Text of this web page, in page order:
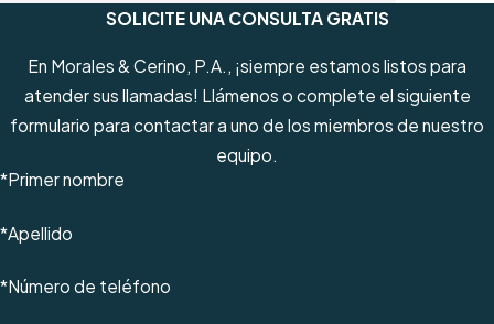
SOLICITE UNA CONSULTA GRATIS
En Morales & Cerino, P.A., ¡siempre estamos listos para
atender sus llamadas! Llámenos o complete el siguiente
formulario para contactar a uno de los miembros de nuestro
equipo.
*Primer nombre
*Apellido
*Número de teléfono